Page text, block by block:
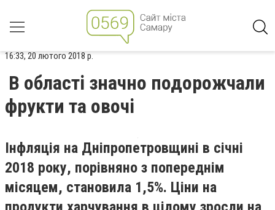
16:33, 20 лютого 2018 р.
В області значно подорожчали
фрукти та овочі
Інфляція на Дніпропетровщині в січні
2018 року, порівняно з попереднім
місяцем, становила 1,5%. Ціни на